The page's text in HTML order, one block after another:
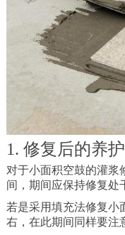
1. 修复后的养
对于小面积空鼓的灌浆
间，期间应保持修复处
若是采用填充法修复小
右，在此期间同样要注